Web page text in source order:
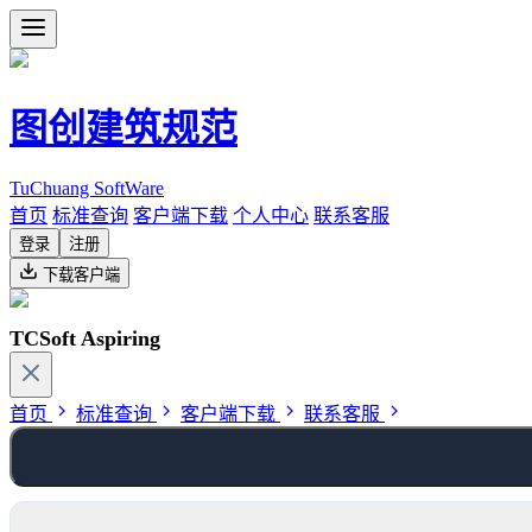
图创建筑规范
TuChuang SoftWare
首页 标准查询 客户端下载 个人中心 联系客服
登录
注册
下载客户端
TCSoft Aspiring
首页 标准查询 客户端下载 联系客服